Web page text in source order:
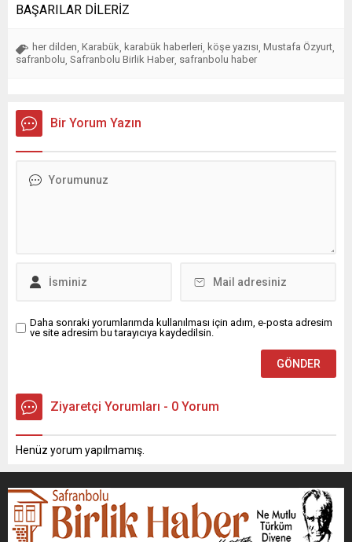
BAŞARILAR DİLERİZ
her dilden, Karabük, karabük haberleri, köşe yazısı, Mustafa Özyurt,
safranbolu, Safranbolu Birlik Haber, safranbolu haber
Bir Yorum Yazın
Daha sonraki yorumlarımda kullanılması için adım, e-posta adresim
ve site adresim bu tarayıcıya kaydedilsin.
Ziyaretçi Yorumları - 0 Yorum
Henüz yorum yapılmamış.